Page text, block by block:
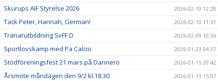
Skurups AIF Styrelse 2026 2026-02-10 12:28
Tack Peter, Hannah, German! 2026-02-10 11:31
Tränarutbildning SvFF D 2026-02-09 10:36
Sportlovskamp med Pa Calcio 2026-01-23 04:37
Stödföreningsfest 21 mars på Dannero 2026-01-15 20:42
Årsmöte måndagen den 9/2 kl.18.30 2026-01-13 15:07